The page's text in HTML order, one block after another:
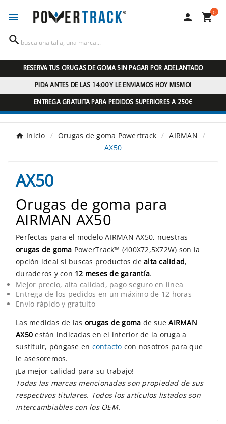
  0

RESERVA TUS ORUGAS DE GOMA SIN PAGAR POR ADELANTADO
PIDA ANTES DE LAS 14:00 Y LE ENVIAMOS HOY MISMO!
ENTREGA GRATUITA PARA PEDIDOS SUPERIORES A 250€
Inicio Orugas de goma Powertrack
AIRMAN
AX50
AX50
Orugas de goma para
AIRMAN AX50
Perfectas para el modelo AIRMAN AX50, nuestras
orugas de goma PowerTrack™ (400X72,5X72W) son la
opción ideal si buscas productos de alta calidad,
duraderos y con 12 meses de garantía.
Mejor precio, alta calidad, pago seguro en línea
Entrega de los pedidos en un máximo de 12 horas
Envío rápido y gratuito
Las medidas de las orugas de goma de sueAIRMAN
AX50 están indicadas en el interior de la oruga a
sustituir, póngase en contacto con nosotros para que
le asesoremos.
¡La mejor calidad para su trabajo!
Todas las marcas mencionadas son propiedad de sus
respectivos titulares. Todos los artículos listados son
intercambiables con los OEM.